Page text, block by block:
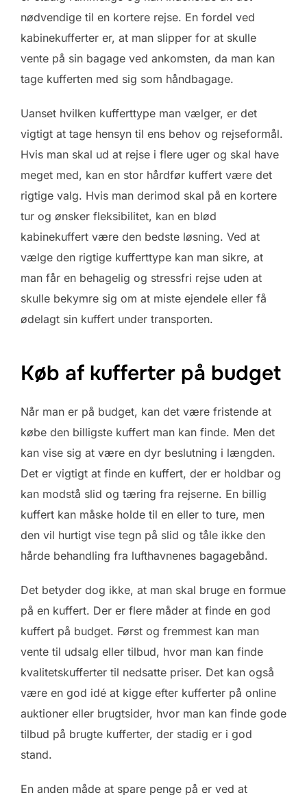
nødvendige til en kortere rejse. En fordel ved
kabinekufferter er, at man slipper for at skulle
vente på sin bagage ved ankomsten, da man kan
tage kufferten med sig som håndbagage.
Uanset hvilken kufferttype man vælger, er det
vigtigt at tage hensyn til ens behov og rejseformål.
Hvis man skal ud at rejse i flere uger og skal have
meget med, kan en stor hårdfør kuffert være det
rigtige valg. Hvis man derimod skal på en kortere
tur og ønsker fleksibilitet, kan en blød
kabinekuffert være den bedste løsning. Ved at
vælge den rigtige kufferttype kan man sikre, at
man får en behagelig og stressfri rejse uden at
skulle bekymre sig om at miste ejendele eller få
ødelagt sin kuffert under transporten.
Køb af kufferter på budget
Når man er på budget, kan det være fristende at
købe den billigste kuffert man kan finde. Men det
kan vise sig at være en dyr beslutning i længden.
Det er vigtigt at finde en kuffert, der er holdbar og
kan modstå slid og tæring fra rejserne. En billig
kuffert kan måske holde til en eller to ture, men
den vil hurtigt vise tegn på slid og tåle ikke den
hårde behandling fra lufthavnenes bagagebånd.
Det betyder dog ikke, at man skal bruge en formue
på en kuffert. Der er flere måder at finde en god
kuffert på budget. Først og fremmest kan man
vente til udsalg eller tilbud, hvor man kan finde
kvalitetskufferter til nedsatte priser. Det kan også
være en god idé at kigge efter kufferter på online
auktioner eller brugtsider, hvor man kan finde gode
tilbud på brugte kufferter, der stadig er i god
stand.
En anden måde at spare penge på er ved at